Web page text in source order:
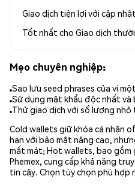
Giao dịch tiện lợi với cập
Tốt nhất cho Giao dịch
Mẹo chuyên nghiệp:
Sao lưu seed phrases của ví
Sử dụng mật khẩu độc nhất và
Thử giao dịch với số lượng nhỏ
Cold wallets giữ khóa cá nhân
hạn với bảo mật nâng cao,
mất mát; Hot wallets, bao gồm
Phemex, cung cấp khả năng
tin cậy. Chọn tùy chọn phù hợp